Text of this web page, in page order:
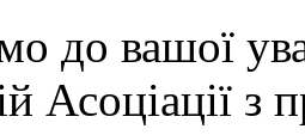
до вашої
Асоціації з